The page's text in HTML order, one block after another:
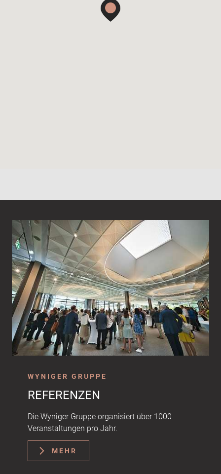
WYNIGER GRUPPE
REFERENZEN
Die Wyniger Gruppe organisiert über 1000
Veranstaltungen pro Jahr.
MEHR